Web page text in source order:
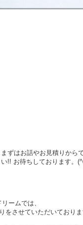
ずはお話やお見積りから
!! お待ちしております。
ームでは、
をさせていただいておりま